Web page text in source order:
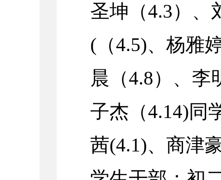
圣坤（4.3）、
(（4.5)、杨雅
晨（4.8）、李
子杰（4.14)同
茜(4.1)、商津